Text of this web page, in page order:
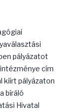
pályázatot
cím
kiírt pályázaton
bíráló
Hivatal